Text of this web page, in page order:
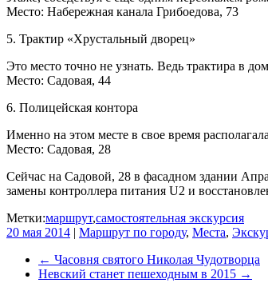
Место: Набережная канала Грибоедова, 73
5. Трактир «Хрустальный дворец»
Это место точно не узнать. Ведь трактира в
Место: Садовая, 44
6. Полицейская контора
Именно на этом месте в свое время
Место: Садовая, 28
Сейчас на Садовой, 28 в фасадном здании
замены контроллера питания U2 и
Метки:маршрут,самостоятельная экскурсия
20 мая 2014 | Маршрут по городу, Места,
← Часовня святого Николая Чудотворца
Невский станет пешеходным в 2015 →